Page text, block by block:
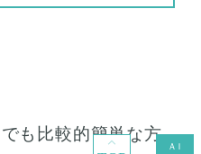
も比較的簡単な方